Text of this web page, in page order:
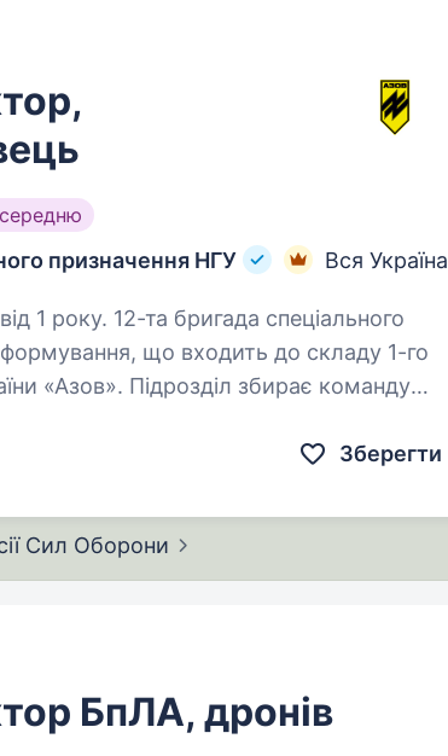
призначення НГУ Вся Україна
спеціального
що входить до складу 1-го
«Азов». Підрозділ збирає команду
Зберегти
Сил Оборони
БпЛА, дронів